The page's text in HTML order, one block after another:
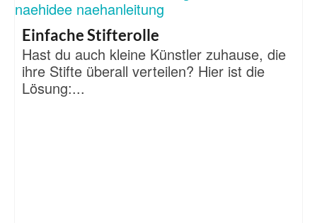
Einfache Stifterolle
Hast du auch kleine Künstler zuhause, die
ihre Stifte überall verteilen? Hier ist die
Lösung:...